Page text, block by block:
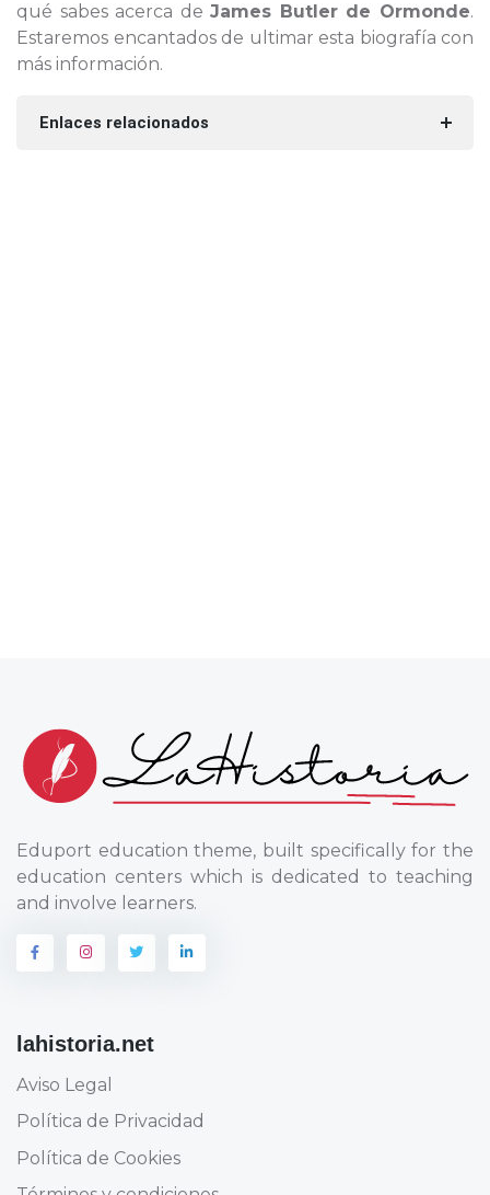
qué sabes acerca deJames Butler de Ormonde.
Estaremos encantados de ultimar esta biografía con
más información.
Enlaces relacionados
Eduport education theme, built specifically for the
education centers which is dedicated to teaching
and involve learners.
lahistoria.net
Aviso Legal
Política de Privacidad
Política de Cookies